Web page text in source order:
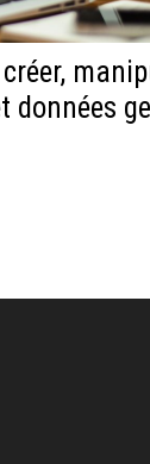
données